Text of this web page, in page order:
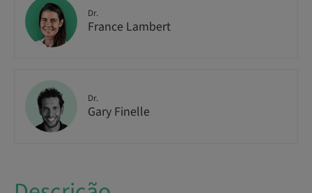
Dr.
France Lambert
Dr.
Gary Finelle